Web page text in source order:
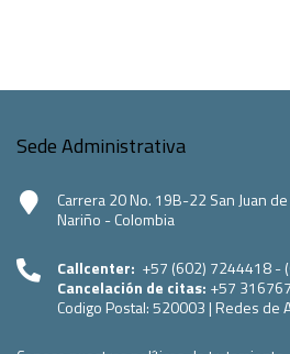
Sede Administrativa
Carrera 20 No. 19B-22 San Juan
Nariño - Colombia
Callcenter: +57 (602) 7244418 -
Cancelación de citas: +57
Codigo Postal:520003 | Redes de